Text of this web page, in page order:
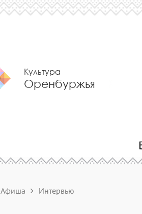
Культура
Оренбуржья
Афиша Интервью